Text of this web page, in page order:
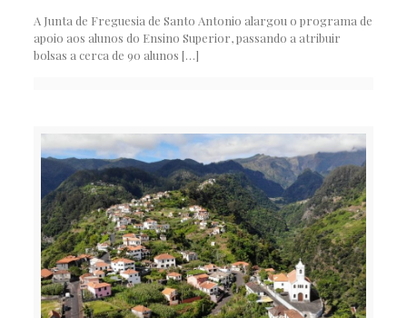
A Junta de Freguesia de Santo Antonio alargou o programa de
apoio aos alunos do Ensino Superior, passando a atribuir
bolsas a cerca de 90 alunos […]